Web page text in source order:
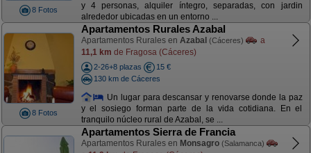
8 Fotos
y 4 personas, alquiler íntegro, separadas, con jardin
alrededor ubicadas en un entorno ...
8 Fotos
Apartamentos Rurales Azabal
Apartamentos Rurales en Azabal (Cáceres)
a
11,1 km de Fragosa (Cáceres)
2-26+8 plazas
15 €
130 km de Cáceres
Un lugar para descansar y renovarse donde la paz
y el sosiego forman parte de la vida cotidiana. En el
tranquilo núcleo rural de Azabal, se ...
Apartamentos Sierra de Francia
Apartamentos Rurales en Monsagro (Salamanca)